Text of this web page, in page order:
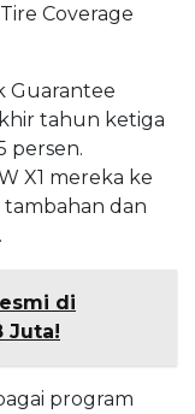
Coverage
Guarantee
tahun ketiga
persen.
X1 mereka ke
dan
di
Juta!
program